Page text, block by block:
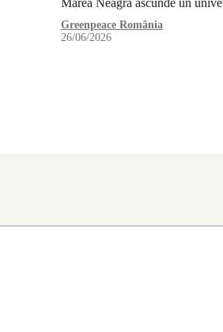
Greenpeace România
26/06/2026